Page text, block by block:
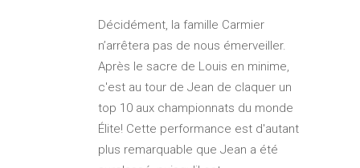
Décidément, la famille Carmier
n’arrêtera pas de nous émerveiller.
Après le sacre de Louis en minime,
c'est au tour de Jean de claquer un
top 10 aux championnats du monde
Élite! Cette performance est d'autant
plus remarquable que Jean a été